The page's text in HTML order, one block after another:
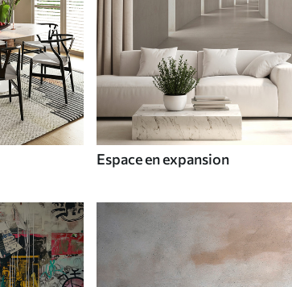
Espace en expansion